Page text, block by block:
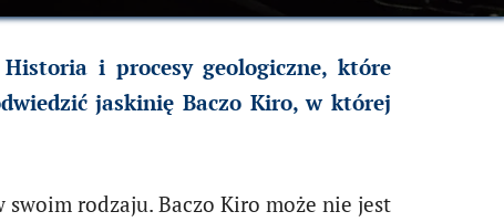
i procesy geologiczne, które
jaskinię Baczo Kiro, w której
rodzaju. Baczo Kiro może nie jest